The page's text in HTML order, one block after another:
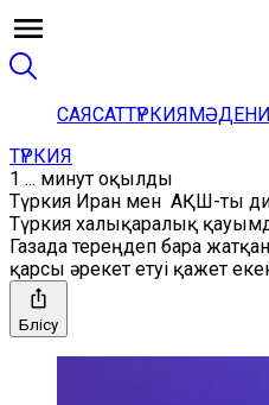
САЯСАТТҮРКИЯ
ТҮРКИЯ
1 ... минут оқылды
Түркия Иран мен АҚШ-ты
Түркия халықаралық
Газада тереңдеп бара
қарсы әрекет етуі қажет
Бөлісу